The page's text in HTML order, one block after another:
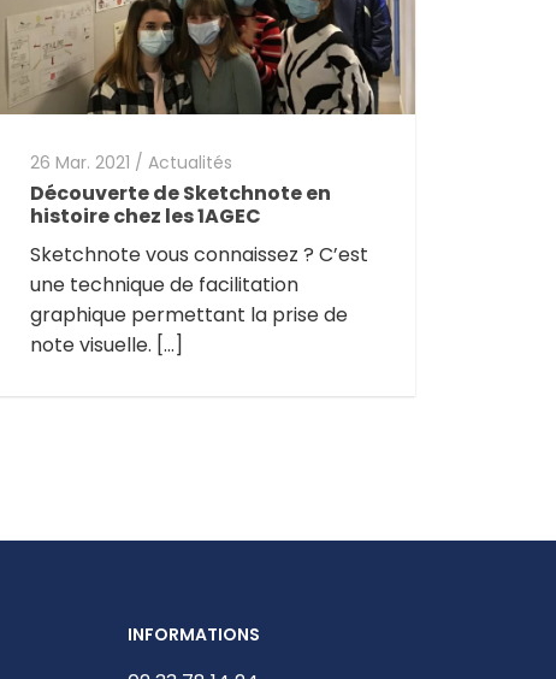
26 Mar. 2021 / Actualités
Découverte de Sketchnote en
histoire chez les 1AGEC
Sketchnote vous connaissez ? C’est
une technique de facilitation
graphique permettant la prise de
note visuelle. […]
INFORMATIONS